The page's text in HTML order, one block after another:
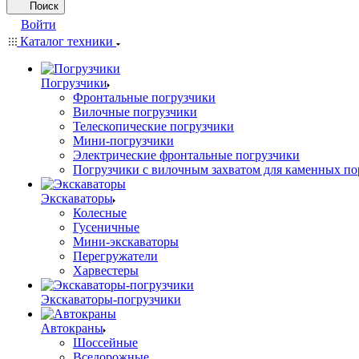
Поиск
Войти
Каталог техники
Погрузчики
Фронтальные погрузчики
Вилочные погрузчики
Телескопические погрузчики
Мини-погрузчики
Электрические фронтальные погрузчики
Погрузчики с вилочным захватом для каменных
Экскаваторы
Колесные
Гусеничные
Мини-экскаваторы
Перегружатели
Харвестеры
Экскаваторы-погрузчики
Автокраны
Шоссейные